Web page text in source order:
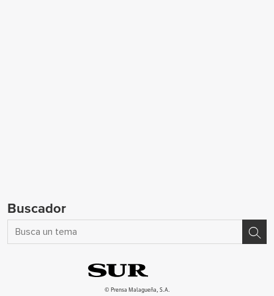
Buscador
© Prensa Malagueña, S.A.